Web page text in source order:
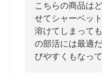
こちらの商品は
せてシャーベッ
溶けてしまって
の部活には最適
びやすくもなっ